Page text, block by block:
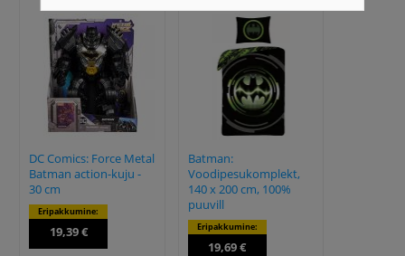
DC Comics: Force Metal
Batman action-kuju -
30 cm
Eripakkumine:
19,39 €
Batman:
Voodipesukomplekt,
140 x 200 cm, 100%
puuvill
Eripakkumine:
19,69 €